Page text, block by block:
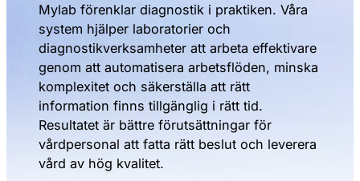
Mylab förenklar diagnostik i praktiken. Våra
system hjälper laboratorier och
diagnostikverksamheter att arbeta effektivare
genom att automatisera arbetsflöden, minska
komplexitet och säkerställa att rätt
information finns tillgänglig i rätt tid.
Resultatet är bättre förutsättningar för
vårdpersonal att fatta rätt beslut och leverera
vård av hög kvalitet.